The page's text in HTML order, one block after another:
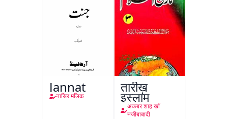
Jannat
नासिर मलिक
तारीख़
इस्लाम
अकबर शाह ख़ाँ
नजीबाबादी